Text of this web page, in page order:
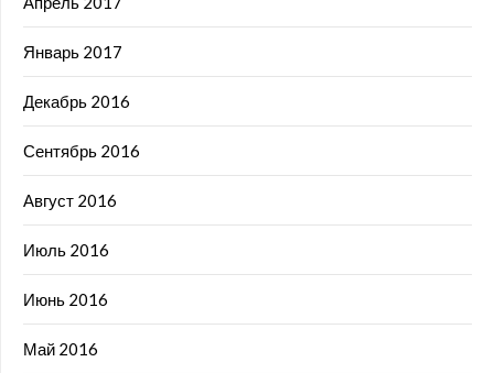
Январь 2017
Декабрь 2016
Сентябрь 2016
Август 2016
Июль 2016
Июнь 2016
Май 2016